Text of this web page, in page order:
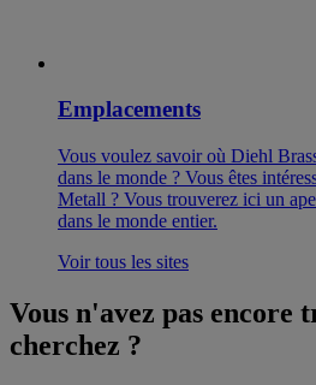
Emplacements
Vous voulez savoir où Diehl
dans le monde ? Vous êtes
Metall ? Vous trouverez ici un
dans le monde entier.
Voir tous les sites
Vous n'avez pas encore
cherchez ?